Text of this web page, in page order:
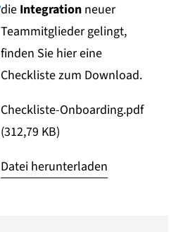
die Integration neuer
Teammitglieder gelingt,
finden Sie hier eine
Checkliste zum Download.
Checkliste-Onboarding.pdf
(312,79 KB)
Datei herunterladen